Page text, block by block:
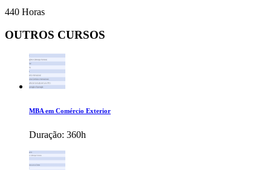
440 Horas
OUTROS CURSOS
MBA em Comércio Exterior
Duração: 360h